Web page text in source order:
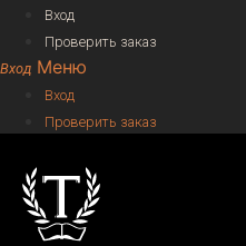
Вход
Проверить заказ
Меню
Вход
Проверить заказ